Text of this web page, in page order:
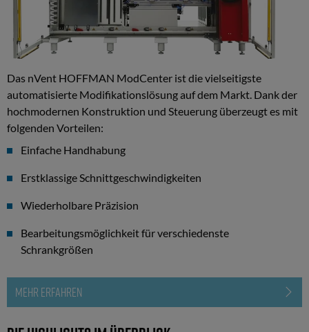
Schaltschrankbestückung
und
verdrahtung
Assistierte
Montageplattenbestückung
Verdrahtungsassistenz
Das nVent HOFFMAN ModCenter ist die vielseitigste
automatisierte Modifikationslösung auf dem Markt. Dank der
hochmodernen Konstruktion und Steuerung überzeugt es mit
folgenden Vorteilen:
Einfache Handhabung
Erstklassige Schnittgeschwindigkeiten
Wiederholbare Präzision
Bearbeitungsmöglichkeit für verschiedenste
Schrankgrößen
MEHR ERFAHREN